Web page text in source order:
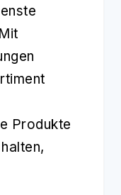
Produkte